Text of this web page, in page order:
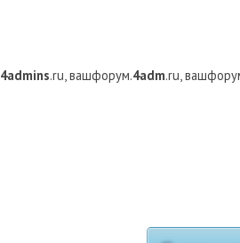
4admins.ru, вашфорум.4adm.ru,